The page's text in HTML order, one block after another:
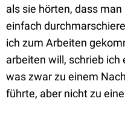
als sie hörten, dass
einfach
ich zum Arbeiten
arbeiten will, schrieb
was zwar zu einem
führte, aber nicht zu